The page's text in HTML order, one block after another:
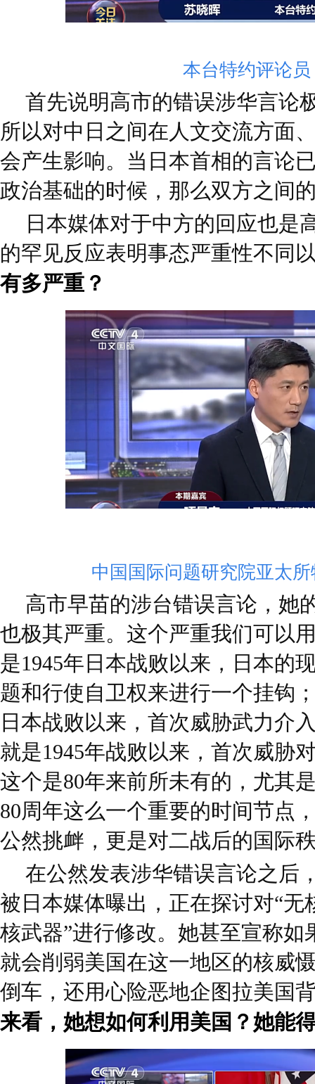
本台特约评论
首先说明高市的错误涉华言论
所以对中日之间在人文交流方面
会产生影响。当日本首相的言论
政治基础的时候，那么双方之间
日本媒体对于中方的回应也是
的罕见反应表明事态严重性不同
有多严重？
中国国际问题研究院亚太
高市早苗的涉台错误言论，她
也极其严重。这个严重我们可以
是1945年日本战败以来，日本的
题和行使自卫权来进行一个挂钩
日本战败以来，首次威胁武力介
就是1945年战败以来，首次威胁
这个是80年来前所未有的，尤其
80周年这么一个重要的时间节点
公然挑衅，更是对二战后的国际
在公然发表涉华错误言论之后
被日本媒体曝出，正在探讨对“无
核武器”进行修改。她甚至宣称如
就会削弱美国在这一地区的核威
倒车，还用心险恶地企图拉美国
来看，她想如何利用美国？她能